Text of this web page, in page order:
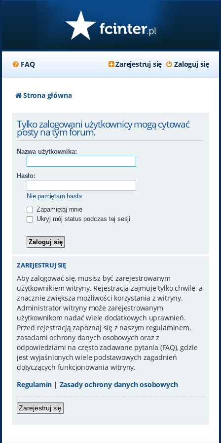
FAQ Zaloguj się
Zarejestruj się
Strona główna
Tylko zalogowani użytkownicy mogą cytować
posty na tym forum.
Nazwa użytkownika:
Hasło:
Nie pamiętam hasła
Zapamiętaj mnie
Ukryj mój status podczas tej sesji
ZAREJESTRUJ SIĘ
Aby zalogować się, musisz być zarejestrowanym
użytkownikiem witryny. Rejestracja zajmuje tylko chwilę, a
znacznie zwiększa możliwości korzystania z witryny.
Administrator witryny może zarejestrowanym
użytkownikom nadać wiele dodatkowych uprawnień.
Przed rejestracją zapoznaj się z naszym regulaminem,
zasadami ochrony danych osobowych oraz z
odpowiedziami na często zadawane pytania (FAQ), gdzie
jest wyjaśnionych wiele podstawowych zagadnień
dotyczących funkcjonowania witryny.
Regulamin | Zasady ochrony danych osobowych
Zarejestruj się